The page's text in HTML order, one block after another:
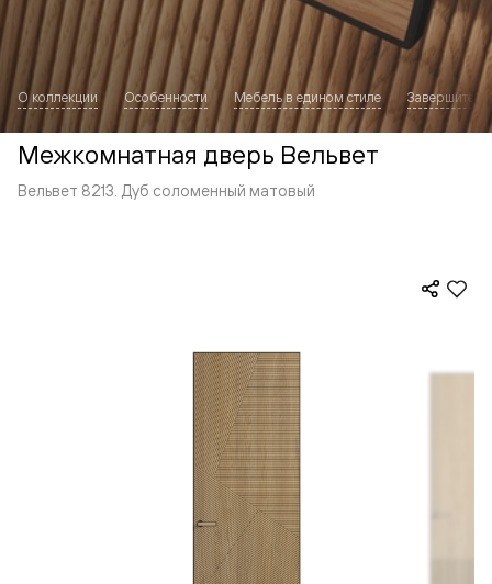
О коллекции Особенности Мебель в едином стиле Завершите
Межкомнатная дверь Вельвет
Вельвет 8213. Дуб соломенный матовый